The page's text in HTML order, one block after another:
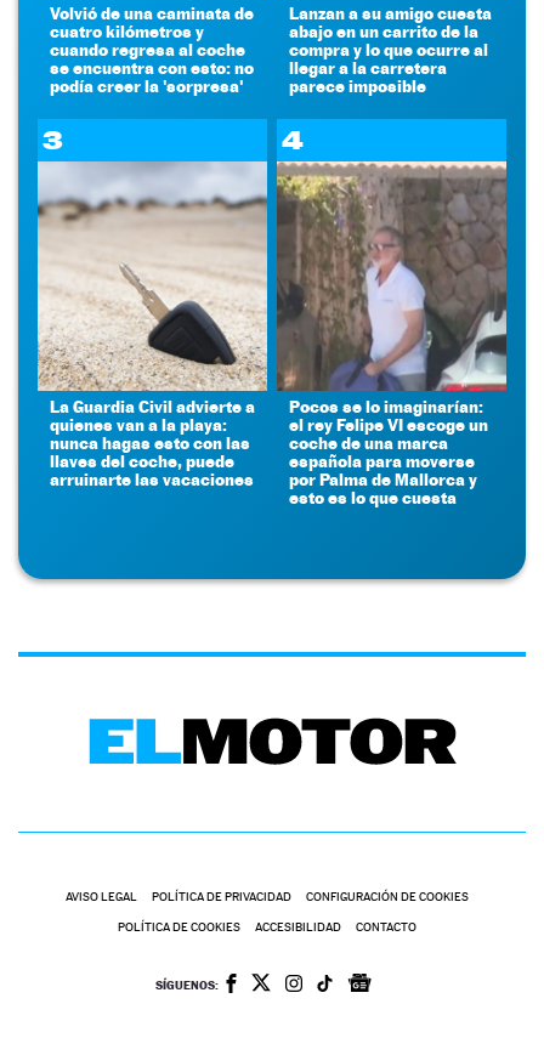
Volvió de una caminata de
cuatro kilómetros y
cuando regresa al coche
se encuentra con esto: no
podía creer la 'sorpresa'
Lanzan a su amigo cuesta
abajo en un carrito de la
compra y lo que ocurre al
llegar a la carretera
parece imposible
3
La Guardia Civil advierte a
quienes van a la playa:
nunca hagas esto con las
llaves del coche, puede
arruinarte las vacaciones
4
Pocos se lo imaginarían:
el rey Felipe VI escoge un
coche de una marca
española para moverse
por Palma de Mallorca y
esto es lo que cuesta
AVISO LEGAL POLÍTICA DE PRIVACIDAD CONFIGURACIÓN DE COOKIES
POLÍTICA DE COOKIES ACCESIBILIDAD CONTACTO
SÍGUENOS: